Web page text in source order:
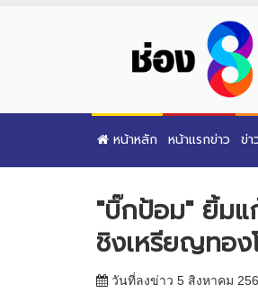
หน้าหลัก หน้าแรกข่าว ข่า
"บิ๊กป้อม" ยิ้มแ
ชิงเหรียญทอ
วันที่ลงข่าว 5 สิงหาคม